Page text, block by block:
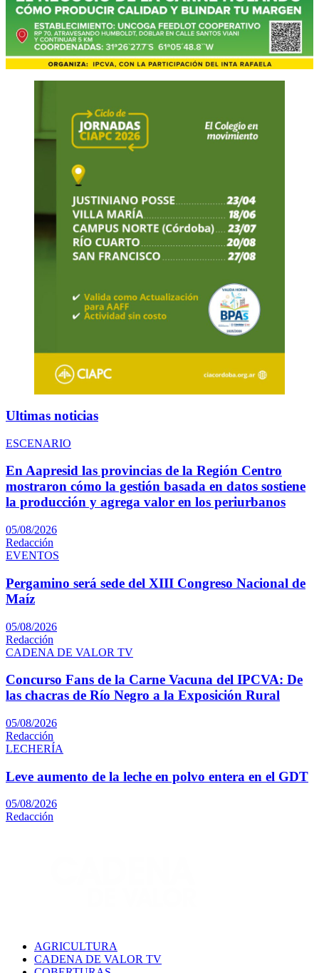
Ultimas noticias
ESCENARIO
En Aapresid las provincias de la Región Centro
mostraron cómo la gestión basada en datos sostiene
la producción y agrega valor en los periurbanos
05/08/2026
Redacción
EVENTOS
Pergamino será sede del XIII Congreso Nacional de
Maíz
05/08/2026
Redacción
CADENA DE VALOR TV
Concurso Fans de la Carne Vacuna del IPCVA: De
las chacras de Río Negro a la Exposición Rural
05/08/2026
Redacción
LECHERÍA
Leve aumento de la leche en polvo entera en el GDT
05/08/2026
Redacción
AGRICULTURA
CADENA DE VALOR TV